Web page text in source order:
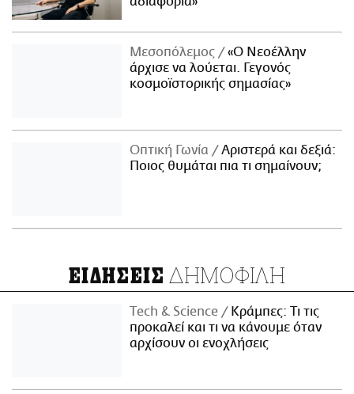
Μεσοπόλεμος
«Ο Νεοέλλην
άρχισε να λούεται. Γεγονός
κοσμοϊστορικής σημασίας»
Οπτική Γωνία
Αριστερά και δεξιά:
Ποιος θυμάται πια τι σημαίνουν;
ΕΙΔΗΣΕΙΣ ΔΗΜΟΦΙΛΗ
Τech & Science
Κράμπες: Τι τις
προκαλεί και τι να κάνουμε όταν
αρχίσουν οι ενοχλήσεις